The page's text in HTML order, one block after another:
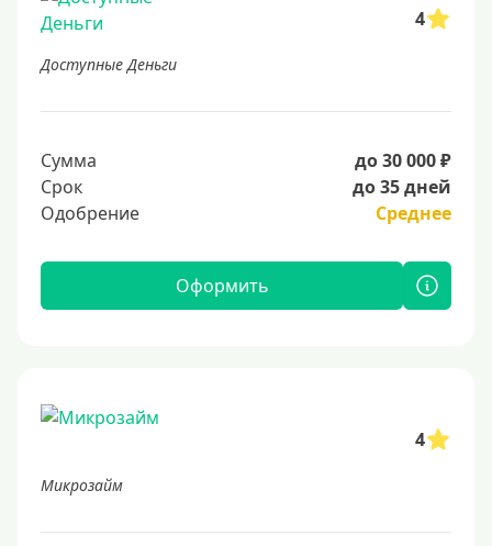
4
Доступные Деньги
Сумма
до 30 000 ₽
Срок
до 35 дней
Одобрение
Среднее
Оформить
4
Микрозайм